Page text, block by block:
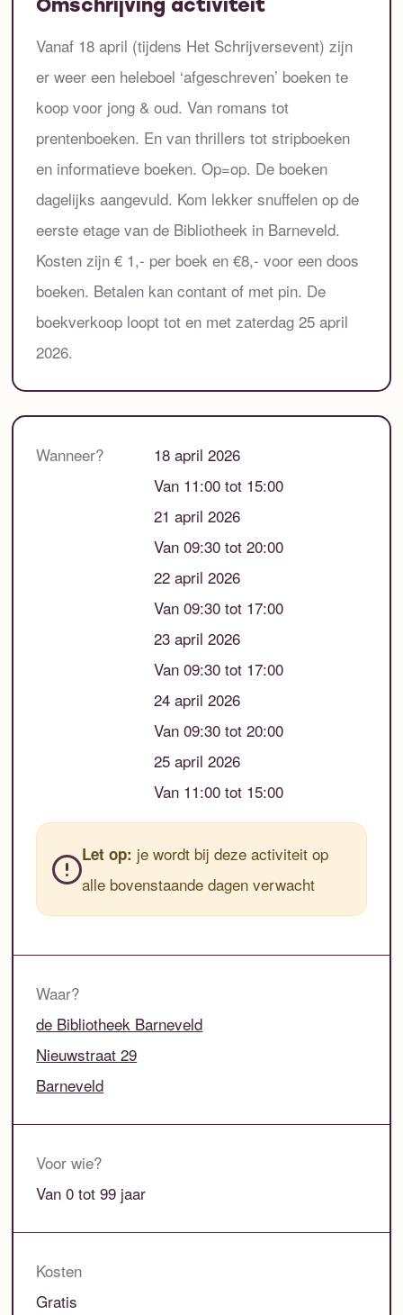
Omschrijving activiteit
Vanaf 18 april (tijdens Het Schrijversevent) zijn
er weer een heleboel ‘afgeschreven’ boeken te
koop voor jong & oud. Van romans tot
prentenboeken. En van thrillers tot stripboeken
en informatieve boeken. Op=op. De boeken
dagelijks aangevuld. Kom lekker snuffelen op de
eerste etage van de Bibliotheek in Barneveld.
Kosten zijn € 1,- per boek en €8,- voor een doos
boeken. Betalen kan contant of met pin. De
boekverkoop loopt tot en met zaterdag 25 april
2026.
Wanneer?
18 april 2026
Van 11:00 tot 15:00
21 april 2026
Van 09:30 tot 20:00
22 april 2026
Van 09:30 tot 17:00
23 april 2026
Van 09:30 tot 17:00
24 april 2026
Van 09:30 tot 20:00
25 april 2026
Van 11:00 tot 15:00
Let op: je wordt bij deze activiteit op
alle bovenstaande dagen verwacht
Waar?
de Bibliotheek Barneveld
Nieuwstraat 29
Barneveld
Voor wie?
Van 0 tot 99 jaar
Kosten
Gratis